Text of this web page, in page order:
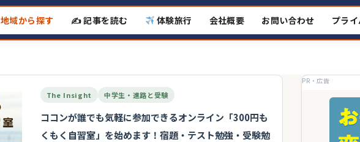
地域から探す ✍️ 記事を読む 体験旅行 会社概要 お問い合わせ プラ
The Insight 中学生・進路と受験
ココンが誰でも気軽に参加できるオンライン「300円も
くもく自習室」を始めます！宿題・テスト勉強・受験勉
PR・広告